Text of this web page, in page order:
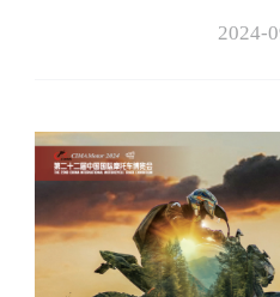
周边产品
联系我们
2024-